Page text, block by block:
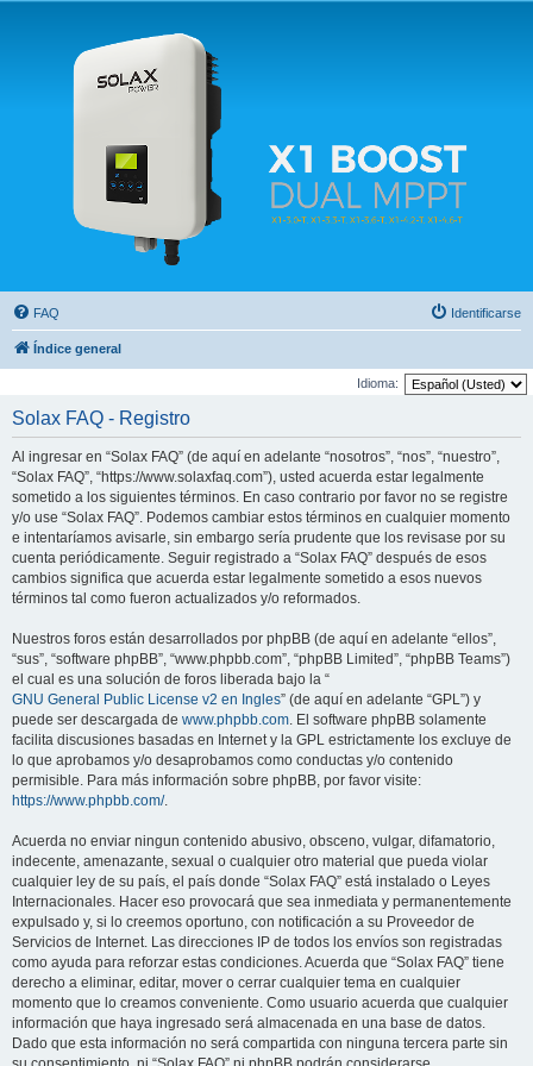
Solax FAQ
Lugar para intercambiar dudas sobre inversores solares Solax y temas relacionados.
FAQ Identificarse
Índice general
Idioma:
Solax FAQ - Registro
Al ingresar en “Solax FAQ” (de aquí en adelante “nosotros”, “nos”, “nuestro”,
“Solax FAQ”, “https://www.solaxfaq.com”), usted acuerda estar legalmente
sometido a los siguientes términos. En caso contrario por favor no se registre
y/o use “Solax FAQ”. Podemos cambiar estos términos en cualquier momento
e intentaríamos avisarle, sin embargo sería prudente que los revisase por su
cuenta periódicamente. Seguir registrado a “Solax FAQ” después de esos
cambios significa que acuerda estar legalmente sometido a esos nuevos
términos tal como fueron actualizados y/o reformados.
Nuestros foros están desarrollados por phpBB (de aquí en adelante “ellos”,
“sus”, “software phpBB”, “www.phpbb.com”, “phpBB Limited”, “phpBB Teams”)
el cual es una solución de foros liberada bajo la “
GNU General Public License v2 en Ingles” (de aquí en adelante “GPL”) y
puede ser descargada de www.phpbb.com. El software phpBB solamente
facilita discusiones basadas en Internet y la GPL estrictamente los excluye de
lo que aprobamos y/o desaprobamos como conductas y/o contenido
permisible. Para más información sobre phpBB, por favor visite:
https://www.phpbb.com/.
Acuerda no enviar ningun contenido abusivo, obsceno, vulgar, difamatorio,
indecente, amenazante, sexual o cualquier otro material que pueda violar
cualquier ley de su país, el país donde “Solax FAQ” está instalado o Leyes
Internacionales. Hacer eso provocará que sea inmediata y permanentemente
expulsado y, si lo creemos oportuno, con notificación a su Proveedor de
Servicios de Internet. Las direcciones IP de todos los envíos son registradas
como ayuda para reforzar estas condiciones. Acuerda que “Solax FAQ” tiene
derecho a eliminar, editar, mover o cerrar cualquier tema en cualquier
momento que lo creamos conveniente. Como usuario acuerda que cualquier
información que haya ingresado será almacenada en una base de datos.
Dado que esta información no será compartida con ninguna tercera parte sin